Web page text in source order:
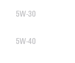
5W-30
5W-40